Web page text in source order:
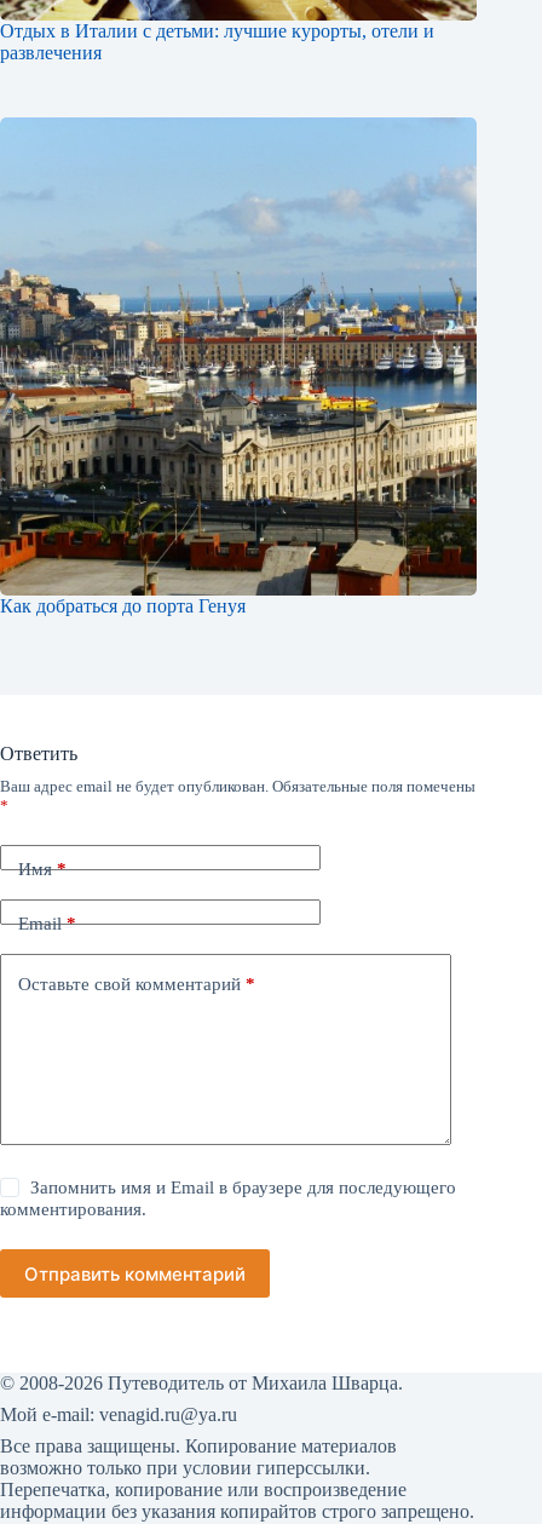
Отдых в Италии с детьми: лучшие курорты, отели и
развлечения
Как добраться до порта Генуя
Ответить
Ваш адрес email не будет опубликован. Обязательные поля помечены
*
Имя*
Email*
Оставьте свой комментарий *
Запомнить имя и Email в браузере для последующего
комментирования.
Отправить комментарий
© 2008-2026 Путеводитель от Михаила Шварца.
Мой е-mail: venagid.ru@ya.ru
Все права защищены. Копирование материалов
возможно только при условии гиперссылки.
Перепечатка, копирование или воспроизведение
информации без указания копирайтов строго запрещено.